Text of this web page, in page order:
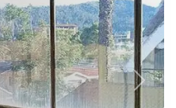
Next